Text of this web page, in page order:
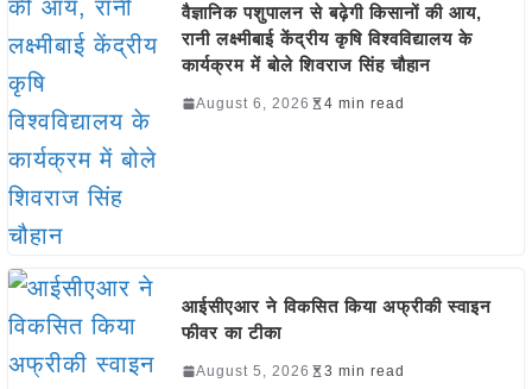
वैज्ञानिक पशुपालन से बढ़ेगी किसानों की आय,
रानी लक्ष्मीबाई केंद्रीय कृषि विश्वविद्यालय के
कार्यक्रम में बोले शिवराज सिंह चौहान
August 6, 2026 4 min read
आईसीएआर ने विकसित किया अफ्रीकी स्वाइन
फीवर का टीका
August 5, 2026 3 min read